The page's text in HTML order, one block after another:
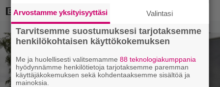
Arvostamme yksityisyyttäsi Valintasi
Tarvitsemme suostumuksesi tarjotaksemme
henkilökohtaisen käyttökokemuksen
Me ja huolellisesti valitsemamme88 teknologiakumppania
hyödynnämme henkilötietoja tarjotaksemme paremman
käyttäjäkokemuksen sekä kohdentaaksemme sisältöä ja
mainoksia.